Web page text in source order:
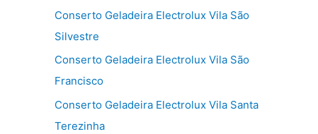
Conserto Geladeira Electrolux Vila São
Silvestre
Conserto Geladeira Electrolux Vila São
Francisco
Conserto Geladeira Electrolux Vila Santa
Terezinha